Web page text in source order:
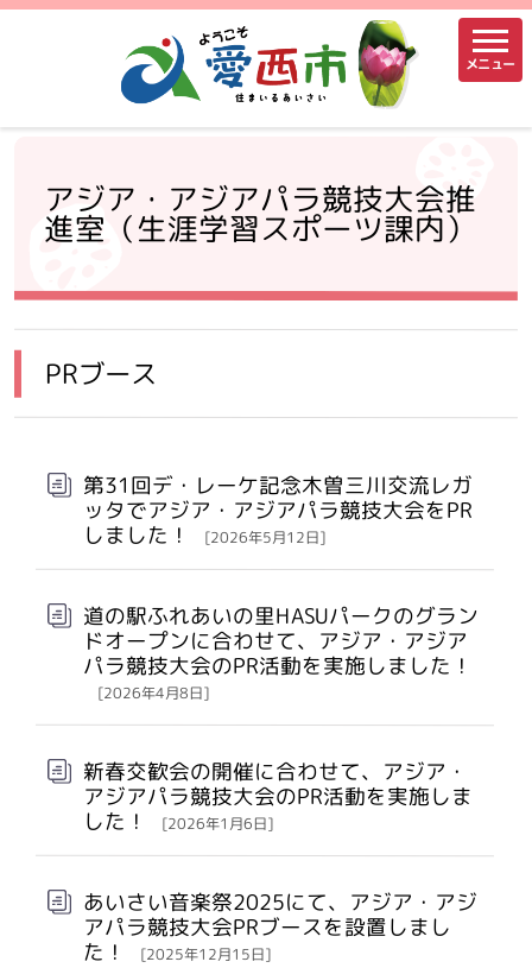
メニュー
アジア・アジアパラ競技大会推
進室（生涯学習スポーツ課内）
PRブース
第31回デ・レーケ記念木曽三川交流レガ
ッタでアジア・アジアパラ競技大会をPR
しました！ [2026年5月12日]
道の駅ふれあいの里HASUパークのグラン
ドオープンに合わせて、アジア・アジア
パラ競技大会のPR活動を実施しました！
[2026年4月8日]
新春交歓会の開催に合わせて、アジア・
アジアパラ競技大会のPR活動を実施しま
した！ [2026年1月6日]
あいさい音楽祭2025にて、アジア・アジ
アパラ競技大会PRブースを設置しまし
た！ [2025年12月15日]